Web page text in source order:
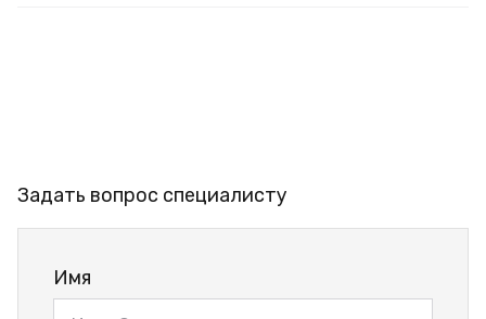
Задать вопрос специалисту
Имя